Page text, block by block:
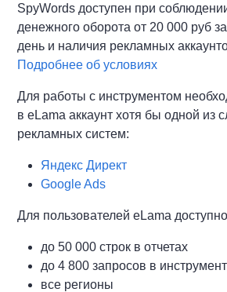
SpyWords доступен при
денежного оборота от 20 000 руб
день и наличия рекламных
Подробнее об условиях
Для работы с инструментом
в eLama аккаунт хотя бы одной из
рекламных систем:
Яндекс Директ
Google Ads
Для пользователей eLama
до 50 000 строк в отчетах
до 4 800 запросов в
все регионы